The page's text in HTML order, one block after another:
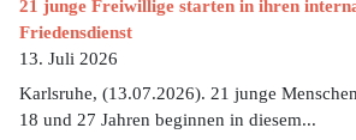
21 junge Freiwillige starten in ihren
Friedensdienst
13. Juli 2026
Karlsruhe, (13.07.2026). 21 junge
18 und 27 Jahren beginnen in diesem...